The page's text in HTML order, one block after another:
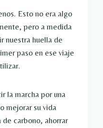
Esto no era algo
pero a medida
nuestra huella de
paso en ese viaje
la marcha por una
mejorar su vida
carbono, ahorrar